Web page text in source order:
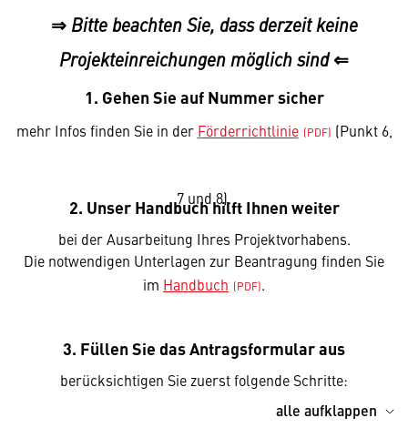
⇒Bitte beachten Sie, dass derzeit keine
Projekteinreichungen möglich sind⇐
1. Gehen Sie auf Nummer sicher
mehr Infos finden Sie in der Förderrichtlinie (Punkt 6,
7 und 8).
2. Unser Handbuch hilft Ihnen weiter
bei der Ausarbeitung Ihres Projektvorhabens.
Die notwendigen Unterlagen zur Beantragung finden Sie
im Handbuch .
3. Füllen Sie das Antragsformular aus
berücksichtigen Sie zuerst folgende Schritte:
alle aufklappen